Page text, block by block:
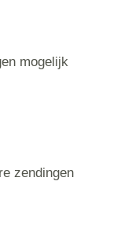
mogelijk
zendingen